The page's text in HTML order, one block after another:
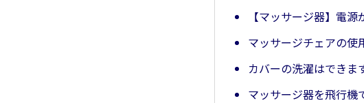
【マッサージ器】電
マッサージチェアの使
カバーの洗濯はできま
マッサージ器を飛行機